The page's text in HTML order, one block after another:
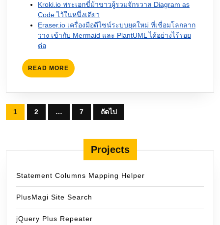
Kroki.io พระเอกขี่ม้าขาวผู้รวมจักรวาล Diagram as
Code ไว้ในหนึ่งเดียว
Eraser.io เครื่องมือดีไซน์ระบบยุคใหม่ ที่เชื่อมโลกลาก
วาง เข้ากับ Mermaid และ PlantUML ได้อย่างไร้รอย
ต่อ
READ MORE READ
MORE
Posts
pagination
1 2 … 7 ถัดไป
Projects
Statement Columns Mapping Helper
PlusMagi Site Search
jQuery Plus Repeater